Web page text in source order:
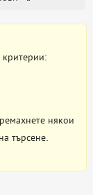
някои
търсене.